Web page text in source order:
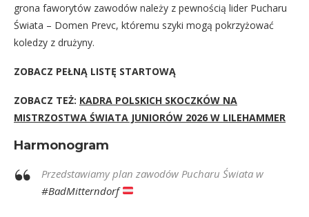
grona faworytów zawodów należy z pewnością lider Pucharu
Świata – Domen Prevc, któremu szyki mogą pokrzyżować
koledzy z drużyny.
ZOBACZ PEŁNĄ LISTĘ STARTOWĄ
ZOBACZ TEŻ: KADRA POLSKICH SKOCZKÓW NA
MISTRZOSTWA ŚWIATA JUNIORÓW 2026 W LILEHAMMER
Harmonogram
Przedstawiamy plan zawodów Pucharu Świata w
#BadMitterndorf